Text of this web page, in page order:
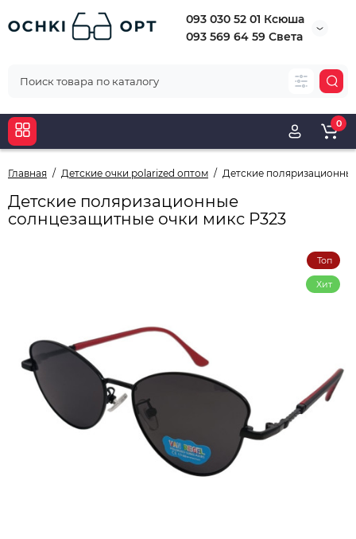
093 030 52 01 Ксюша
093 569 64 59 Света
0
Главная Детские очки polarized оптом Детские
Детские поляризационные
солнцезащитные очки микс Р323
Топ
Хит